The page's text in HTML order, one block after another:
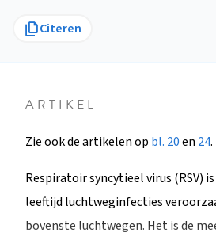
Citeren
ARTIKEL
Zie ook de artikelen op bl. 20en24.
Respiratoir syncytieel virus (RSV)
leeftijd luchtweginfecties
bovenste luchtwegen. Het is de